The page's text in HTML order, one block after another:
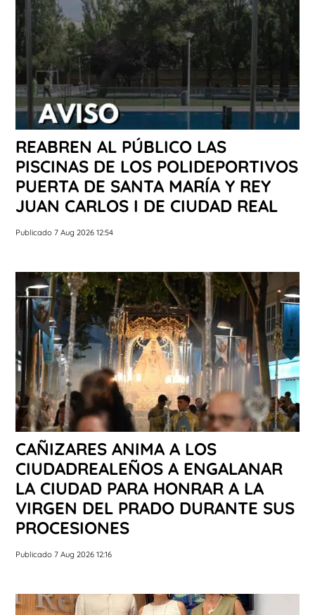
REABREN AL PÚBLICO LAS
PISCINAS DE LOS POLIDEPORTIVOS
PUERTA DE SANTA MARÍA Y REY
JUAN CARLOS I DE CIUDAD REAL
Publicado 7 Aug 2026 12:54
CAÑIZARES ANIMA A LOS
CIUDADREALEÑOS A ENGALANAR
LA CIUDAD PARA HONRAR A LA
VIRGEN DEL PRADO DURANTE SUS
PROCESIONES
Publicado 7 Aug 2026 12:16